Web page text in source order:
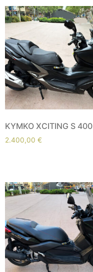
KYMKO XCITING S 400
2.400,00 €